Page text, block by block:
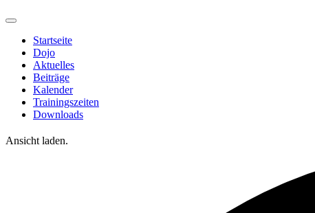
Startseite
Dojo
Aktuelles
Beiträge
Kalender
Trainingszeiten
Downloads
Ansicht laden.